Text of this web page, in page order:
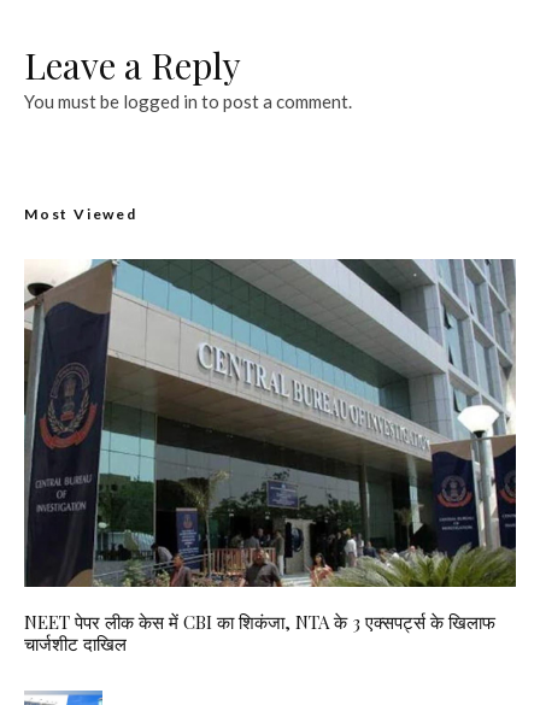
Leave a Reply
You must be logged in to post a comment.
Most Viewed
NEET पेपर लीक केस में CBI का शिकंजा, NTA के 3 एक्सपर्ट्स के खिलाफ
चार्जशीट दाखिल